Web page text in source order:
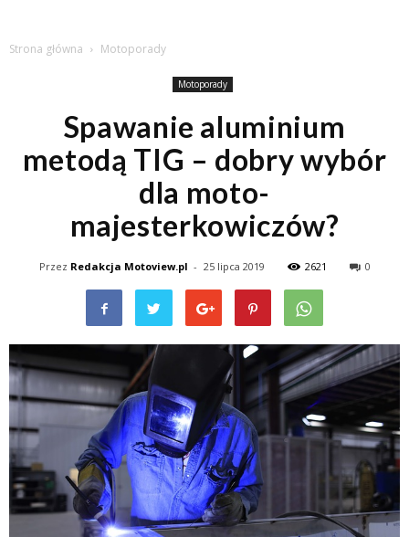
Strona główna Motoporady
Motoporady
Spawanie aluminium
metodą TIG – dobry wybór
dla moto-
majesterkowiczów?
Przez Redakcja Motoview.pl - 25 lipca 2019 2621 0